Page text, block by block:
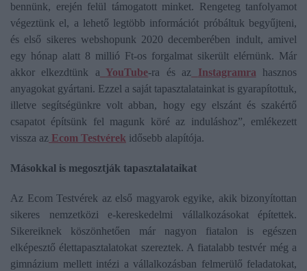
bennünk, erején felül támogatott minket. Rengeteg tanfolyamot
végeztünk el, a lehető legtöbb információt próbáltuk begyűjteni,
és első sikeres webshopunk 2020 decemberében indult, amivel
egy hónap alatt 8 millió Ft-os forgalmat sikerült elérnünk. Már
akkor elkezdtünk a YouTube-ra és az Instagramra hasznos
anyagokat gyártani. Ezzel a saját tapasztalatainkat is gyarapítottuk,
illetve segítségünkre volt abban, hogy egy elszánt és szakértő
csapatot építsünk fel magunk köré az induláshoz”, emlékezett
vissza az Ecom Testvérek idősebb alapítója.
Másokkal is megosztják tapasztalataikat
Az Ecom Testvérek az első magyarok egyike, akik bizonyítottan
sikeres nemzetközi e-kereskedelmi vállalkozásokat építettek.
Sikereiknek köszönhetően már nagyon fiatalon is egészen
elképesztő élettapasztalatokat szereztek. A fiatalabb testvér még a
gimnázium mellett intézi a vállalkozásban felmerülő feladatokat,